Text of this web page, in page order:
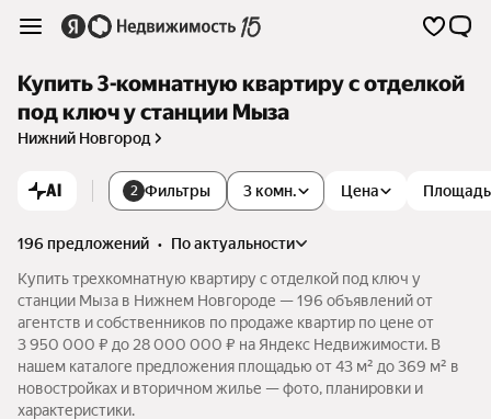
Купить 3-комнатную квартиру с отделкой
под ключ у станции Мыза
Нижний Новгород
AI 2 Фильтры 3 комн. Цена Площадь
196 предложений •
по актуальности
Купить трехкомнатную квартиру с отделкой под ключ у
станции Мыза в Нижнем Новгороде — 196 объявлений от
агентств и собственников по продаже квартир по цене от
3 950 000 ₽ до 28 000 000 ₽ на Яндекс Недвижимости. В
нашем каталоге предложения площадью от 43 м² до 369 м² в
новостройках и вторичном жилье — фото, планировки и
характеристики.